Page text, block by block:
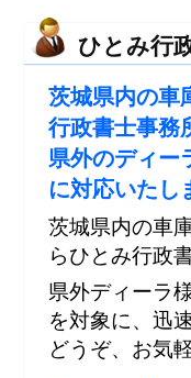
ひとみ行
茨城県内の車
行政書士事務
県外のディー
に対応いたし
茨城県内の車
らひとみ行政
県外ディーラ
を対象に、迅
どうぞ、お気